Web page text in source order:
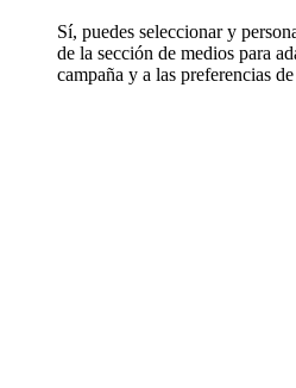
Sí, puedes seleccionar y
de la sección de medios para
campaña y a las preferencias